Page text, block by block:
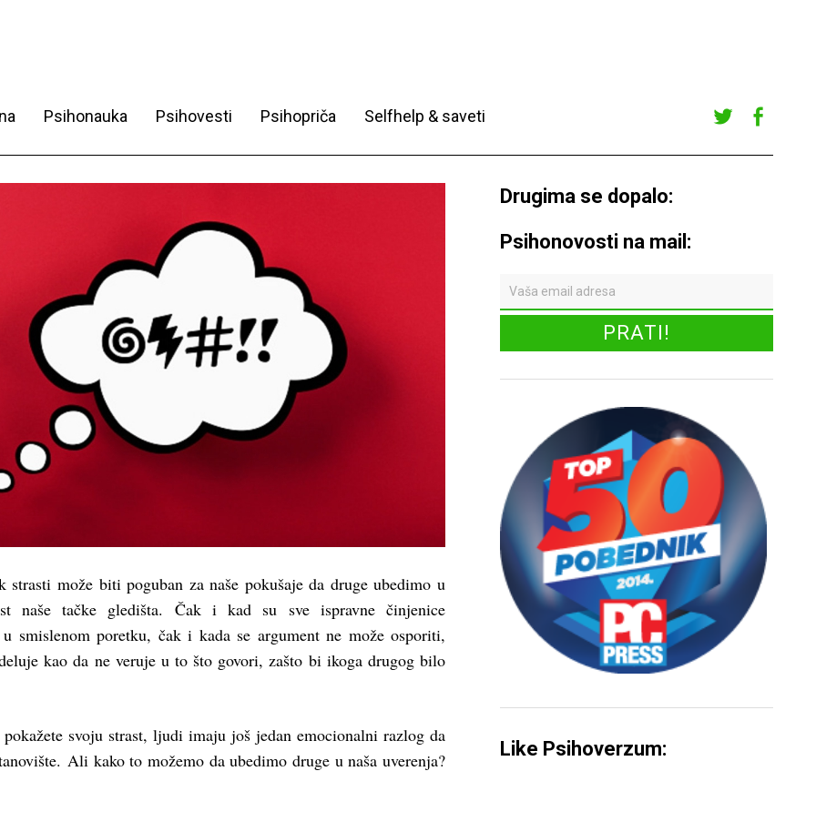
Psihonauka Psihovesti Psihopriča Selfhelp & saveti
r
ook
strasti može biti poguban za naše pokušaje da druge ubedimo u
naše tačke gledišta. Čak i kad su sve ispravne činjenice
u smislenom poretku, čak i kada se argument ne može osporiti,
kao da ne veruje u to što govori, zašto bi ikoga drugog bilo
svoju strast, ljudi imaju još jedan emocionalni razlog da
Ali kako to možemo da ubedimo druge u naša uverenja?
Drugima se dopalo:
Psihonovosti na mail:
Like Psihoverzum: